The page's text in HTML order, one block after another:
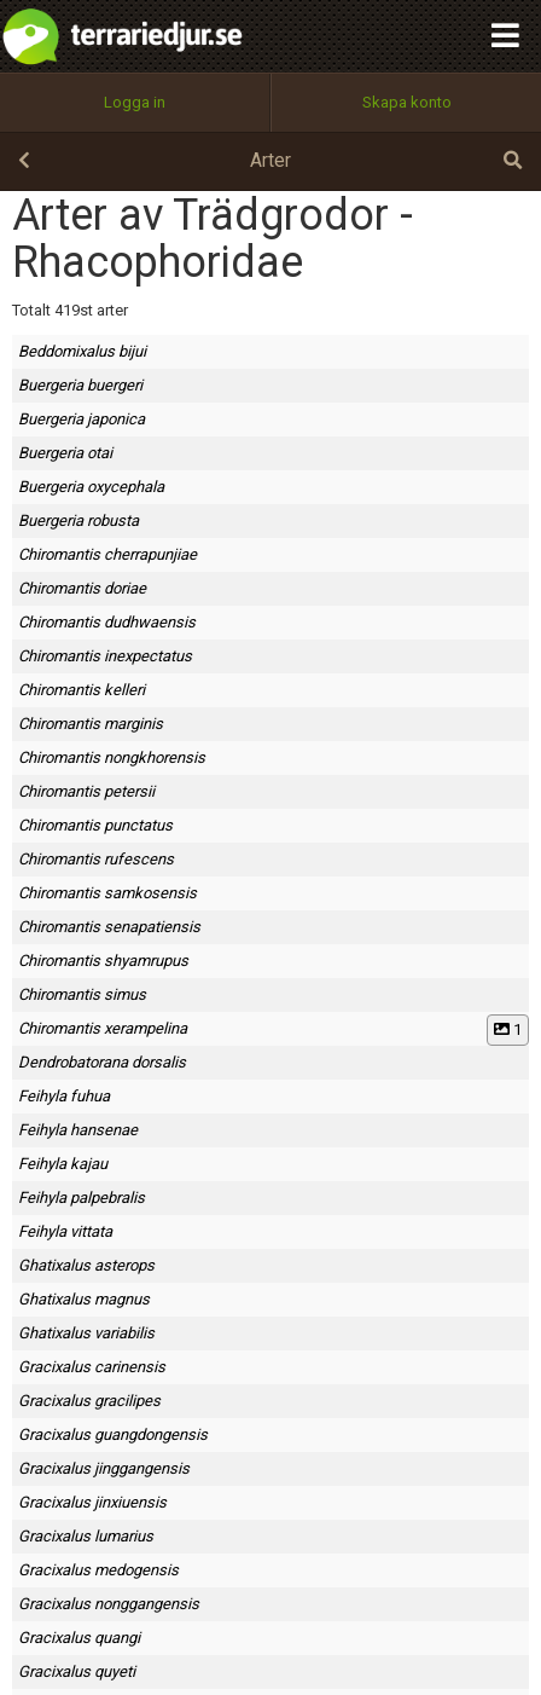
Logga in Skapa konto
Arter
Arter av Trädgrodor -
Rhacophoridae
Totalt 419st arter
Beddomixalus bijui
Buergeria buergeri
Buergeria japonica
Buergeria otai
Buergeria oxycephala
Buergeria robusta
Chiromantis cherrapunjiae
Chiromantis doriae
Chiromantis dudhwaensis
Chiromantis inexpectatus
Chiromantis kelleri
Chiromantis marginis
Chiromantis nongkhorensis
Chiromantis petersii
Chiromantis punctatus
Chiromantis rufescens
Chiromantis samkosensis
Chiromantis senapatiensis
Chiromantis shyamrupus
Chiromantis simus
Chiromantis xerampelina
1
Dendrobatorana dorsalis
Feihyla fuhua
Feihyla hansenae
Feihyla kajau
Feihyla palpebralis
Feihyla vittata
Ghatixalus asterops
Ghatixalus magnus
Ghatixalus variabilis
Gracixalus carinensis
Gracixalus gracilipes
Gracixalus guangdongensis
Gracixalus jinggangensis
Gracixalus jinxiuensis
Gracixalus lumarius
Gracixalus medogensis
Gracixalus nonggangensis
Gracixalus quangi
Gracixalus quyeti
Utför
100%
OK
integritetspolicy
Namn:
Epost:
Användarnamn:
Terms of Service
Begär nytt lösenord
Tillbaka till förstasidan